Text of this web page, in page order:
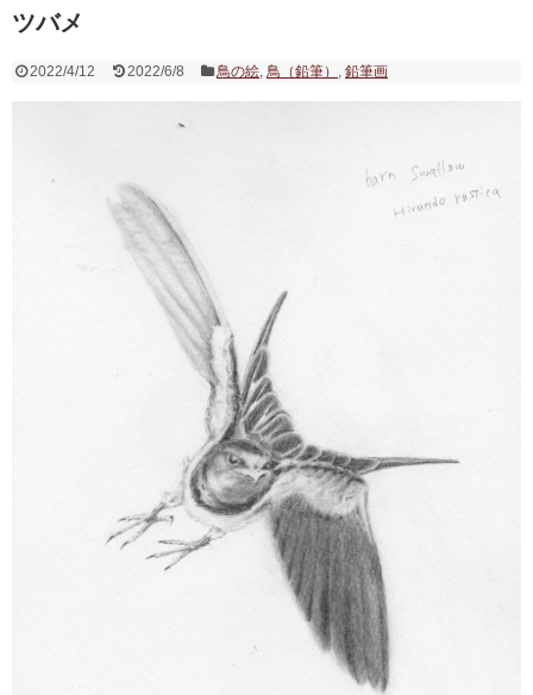
ツバメ
2022/4/12 2022/6/8 鳥の絵,鳥（鉛筆） ,鉛筆画